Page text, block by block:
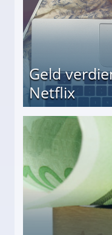
Geld
Netflix